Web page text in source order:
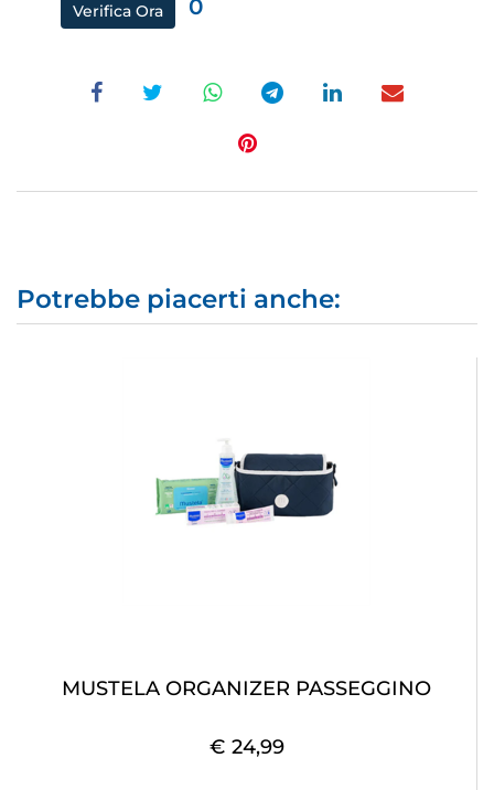
Verifica Ora 0
Potrebbe piacerti anche:
MUSTELA ORGANIZER PASSEGGINO
€ 24,99